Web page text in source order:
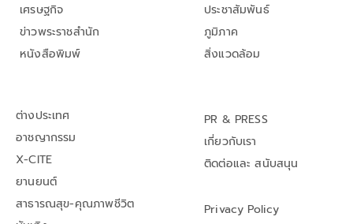
เศรษฐกิจ
ข่าวพระราชสำนัก
หนังสือพิมพ์
ประชาสัมพันธ์
ภูมิภาค
สิ่งแวดล้อม
ต่างประเทศ
อาชญากรรม
X-CITE
ยานยนต์
สาธารณสุข-คุณภาพชีวิต
PR & PRESS
เกี่ยวกับเรา
ติดต่อและ สนับสนุน
Privacy Policy